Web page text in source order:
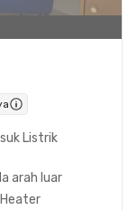
Listrik
arah luar